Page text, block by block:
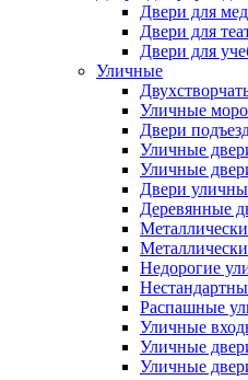
Двери для
Двери для
Двери для
Уличные
Уличные
Двери
Уличные
Уличные
Двери
Деревянные
Недорогие
Распашные
Уличные
Уличные
Уличные